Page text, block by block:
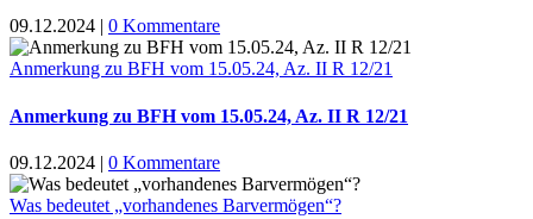
09.12.2024 | 0 Kommentare
Anmerkung zu BFH vom 15.05.24, Az. II R 12/21
Anmerkung zu BFH vom 15.05.24, Az. II R 12/21
09.12.2024 | 0 Kommentare
Was bedeutet „vorhandenes Barvermögen“?